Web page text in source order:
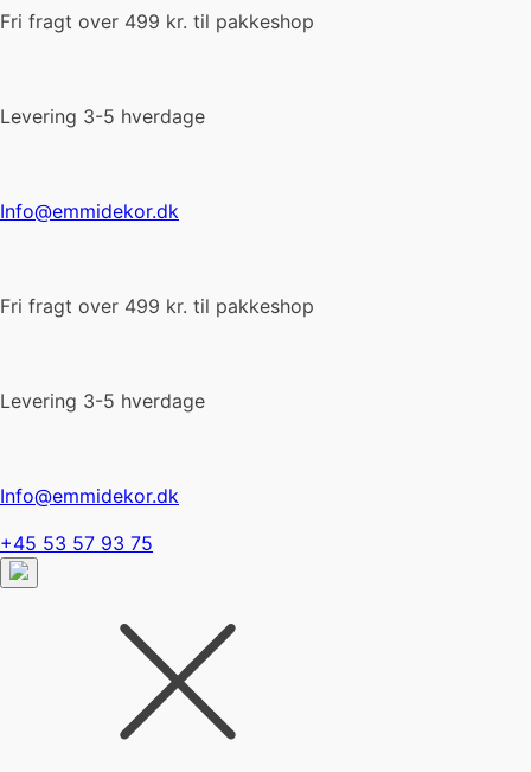
Fri fragt over 499 kr. til pakkeshop
Levering 3-5 hverdage
Info@emmidekor.dk
Fri fragt over 499 kr. til pakkeshop
Levering 3-5 hverdage
Info@emmidekor.dk
+45 53 57 93 75